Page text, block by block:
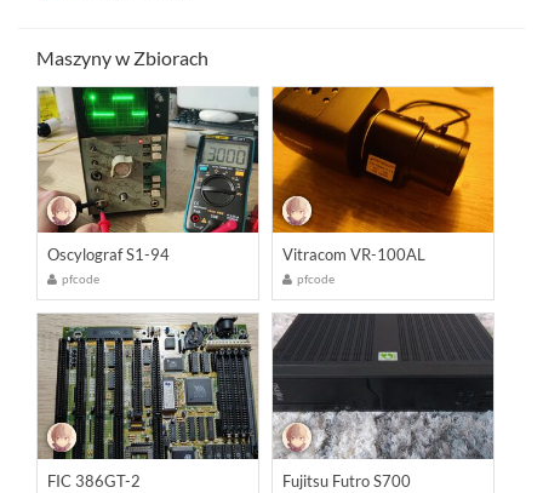
Maszyny w Zbiorach
Oscylograf S1-94
pfcode
Vitracom VR-100AL
pfcode
FIC 386GT-2 Fujitsu Futro S700